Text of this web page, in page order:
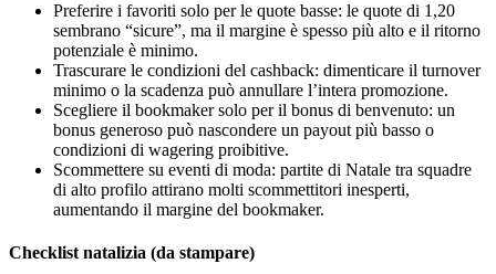
Preferire i favoriti solo per le quote basse: le quote di 1,20
sembrano “sicure”, ma il margine è spesso più alto e il ritorno
potenziale è minimo.
Trascurare le condizioni del cashback: dimenticare il turnover
minimo o la scadenza può annullare l’intera promozione.
Scegliere il bookmaker solo per il bonus di benvenuto: un
bonus generoso può nascondere un payout più basso o
condizioni di wagering proibitive.
Scommettere su eventi di moda: partite di Natale tra squadre
di alto profilo attirano molti scommettitori inesperti,
aumentando il margine del bookmaker.
Checklist natalizia (da stampare)